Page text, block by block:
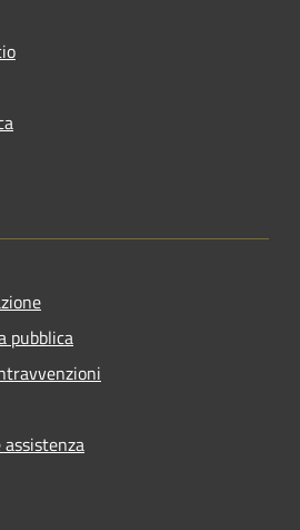
pubblica